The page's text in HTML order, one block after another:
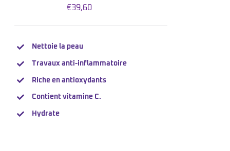
€39,60
Nettoie la peau
Travauxanti-inflammatoire
Riche en antioxydants
ContientvitamineC.
Hydrate